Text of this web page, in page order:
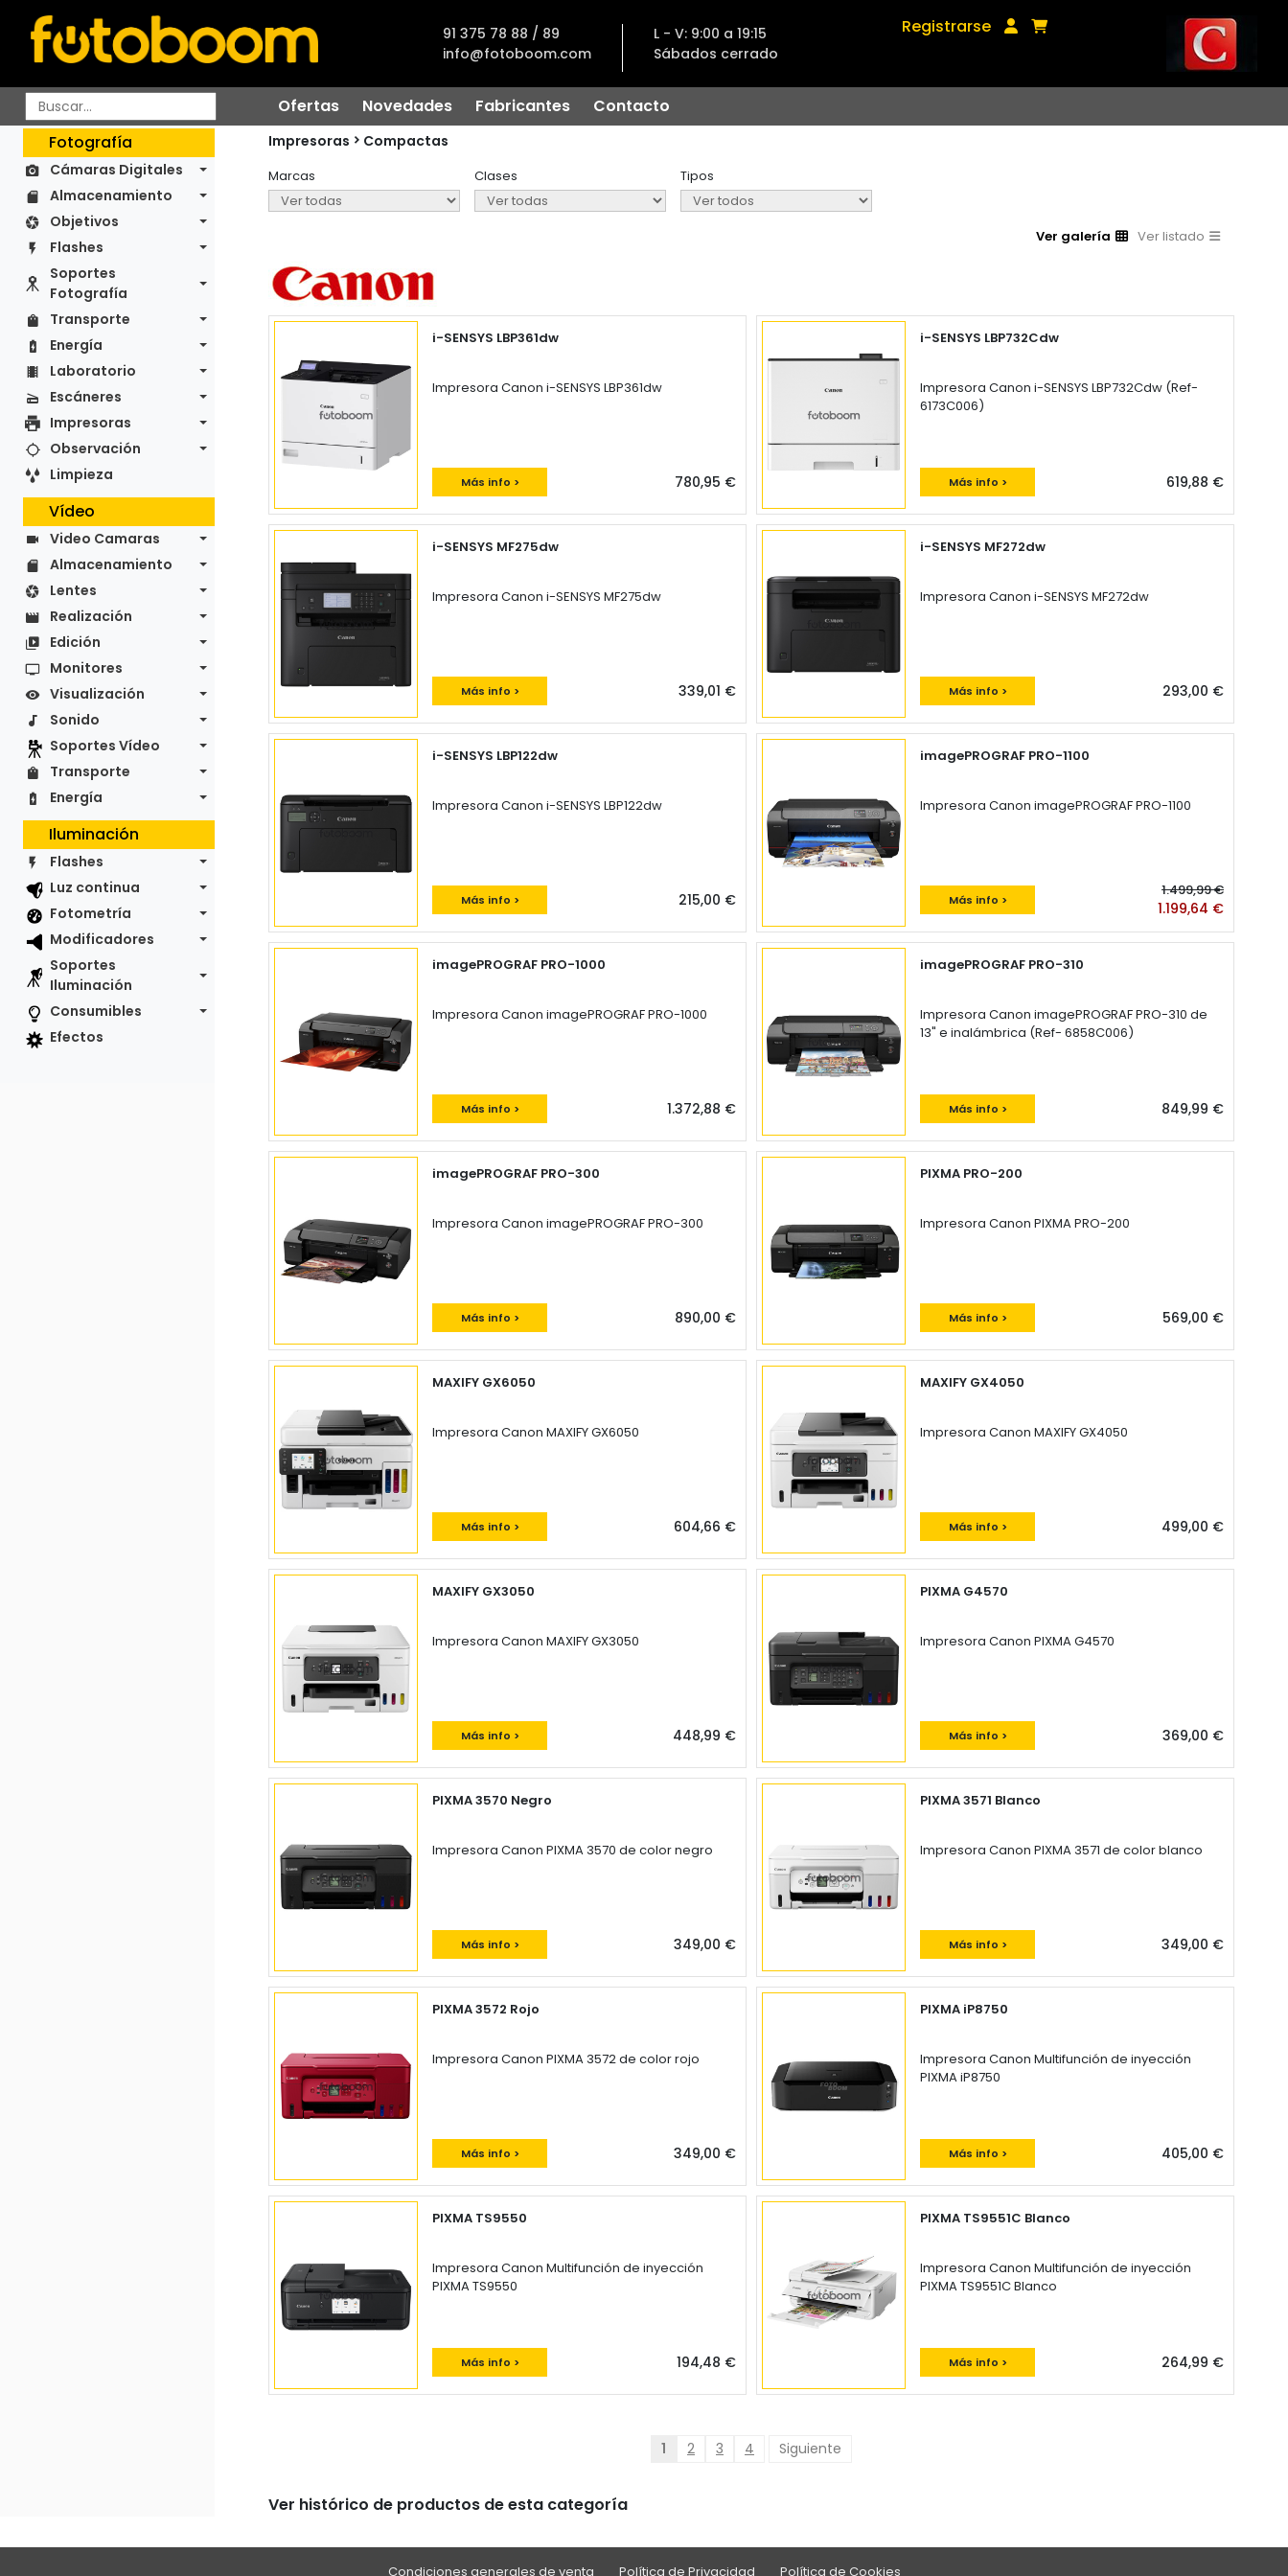
91 375 78 88 / 89
info@fotoboom.com
L - V: 9:00 a 19:15
Sábados cerrado
Registrarse
Ofertas Novedades Fabricantes
Contacto
Fotografía
Cámaras Digitales
Almacenamiento
Objetivos
Flashes
Soportes
Fotografía
Transporte
Energía
Laboratorio
Escáneres
Impresoras
Observación
Limpieza
Vídeo
Video Camaras
Almacenamiento
Lentes
Realización
Edición
Monitores
Visualización
Sonido
Soportes Vídeo
Transporte
Energía
Iluminación
Flashes
Luz continua
Fotometría
Modificadores
Soportes
Iluminación
Consumibles
Efectos
Impresoras Compactas
Marcas Clases Tipos
Ver galería Ver listado
i-SENSYS LBP361dw
Impresora Canon i-SENSYS LBP361dw
Más info > 780,95 €
i-SENSYS LBP732Cdw
Impresora Canon i-SENSYS LBP732Cdw (Ref-
6173C006)
Más info > 619,88 €
i-SENSYS MF275dw
Impresora Canon i-SENSYS MF275dw
Más info > 339,01 €
i-SENSYS MF272dw
Impresora Canon i-SENSYS MF272dw
Más info > 293,00 €
i-SENSYS LBP122dw
Impresora Canon i-SENSYS LBP122dw
Más info > 215,00 €
imagePROGRAF PRO-1100
Impresora Canon imagePROGRAF PRO-1100
Más info >
1.499,99 €
1.199,64 €
imagePROGRAF PRO-1000
Impresora Canon imagePROGRAF PRO-1000
Más info > 1.372,88 €
imagePROGRAF PRO-310
Impresora Canon imagePROGRAF PRO-310 de
13" e inalámbrica (Ref- 6858C006)
Más info > 849,99 €
imagePROGRAF PRO-300
Impresora Canon imagePROGRAF PRO-300
Más info > 890,00 €
PIXMA PRO-200
Impresora Canon PIXMA PRO-200
Más info > 569,00 €
MAXIFY GX6050
Impresora Canon MAXIFY GX6050
Más info > 604,66 €
MAXIFY GX4050
Impresora Canon MAXIFY GX4050
Más info > 499,00 €
MAXIFY GX3050
Impresora Canon MAXIFY GX3050
Más info > 448,99 €
PIXMA G4570
Impresora Canon PIXMA G4570
Más info > 369,00 €
PIXMA 3570 Negro
Impresora Canon PIXMA 3570 de color negro
Más info > 349,00 €
PIXMA 3571 Blanco
Impresora Canon PIXMA 3571 de color blanco
Más info > 349,00 €
PIXMA 3572 Rojo
Impresora Canon PIXMA 3572 de color rojo
Más info > 349,00 €
PIXMA iP8750
Impresora Canon Multifunción de inyección
PIXMA iP8750
Más info > 405,00 €
PIXMA TS9550
Impresora Canon Multifunción de inyección
PIXMA TS9550
Más info > 194,48 €
PIXMA TS9551C Blanco
Impresora Canon Multifunción de inyección
PIXMA TS9551C Blanco
Más info > 264,99 €
1 2 3 4 Siguiente
Ver histórico de productos de esta categoría
Condiciones generales de venta Política de Privacidad Política de Cookies